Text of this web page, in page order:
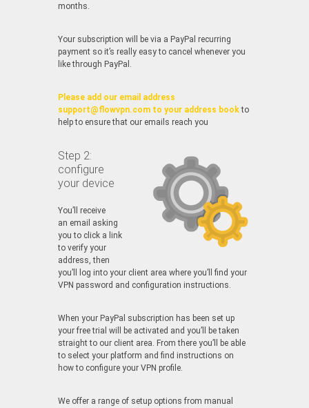
months.
Your subscription will be via a PayPal recurring
payment so it’s really easy to cancel whenever you
like through PayPal.
Please add our email address
support@flowvpn.com to your address bookto
help to ensure that our emails reach you
Step 2:
configure
your device
You’ll receive
an email asking
you to click a link
to verify your
address, then
you’ll log into your client area where you’ll find your
VPN password and configuration instructions.
When your PayPal subscription has been set up
your free trial will be activated and you’ll be taken
straight to our client area. From there you’ll be able
to select your platform and find instructions on
how to configure your VPN profile.
We offer a range of setup options from manual